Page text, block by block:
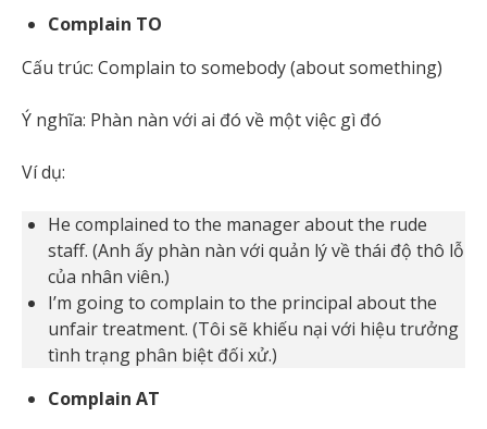
Complain TO
Cấu trúc: Complain to somebody (about something)
Ý nghĩa: Phàn nàn với ai đó về một việc gì đó
Ví dụ:
He complained to the manager about the rude
staff. (Anh ấy phàn nàn với quản lý về thái độ thô lỗ
của nhân viên.)
I’m going to complain to the principal about the
unfair treatment. (Tôi sẽ khiếu nại với hiệu trưởng
tình trạng phân biệt đối xử.)
Complain AT